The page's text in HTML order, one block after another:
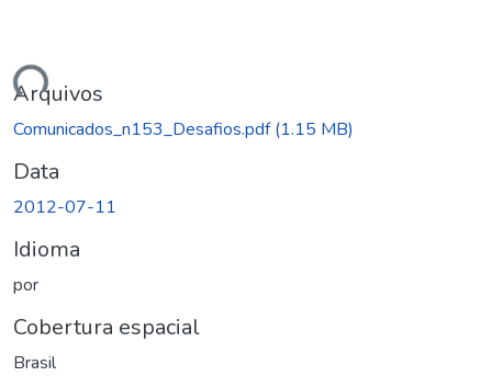
Arquivos
Comunicados_n153_Desafios.pdf(1.15 MB)
Data
2012-07-11
Idioma
por
Cobertura espacial
Brasil